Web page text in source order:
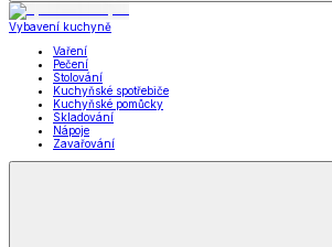
Vybavení kuchyně
Vaření
Pečení
Stolování
Kuchyňské spotřebiče
Kuchyňské pomůcky
Skladování
Nápoje
Zavařování